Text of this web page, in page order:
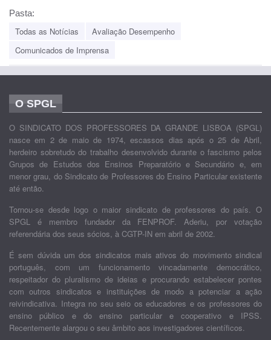
Pasta:
Todas as Notícias
Avaliação Desempenho
Comunicados de Imprensa
O SPGL
O SINDICATO DOS PROFESSORES DA GRANDE LISBOA (SPGL)
nasce em 2 de maio de 1974, escassos dias após o 25 de Abril,
herdeiro sobretudo do trabalho desenvolvido durante o fascismo pelos
Grupos de Estudos dos Ensinos Preparatório e Secundário e, em
menor grau, do Sindicato de Professores do Ensino Particular existente
até então.
Tornou-se desde logo o maior sindicato de professores do país. O
SPGL é membro fundador da FENPROF. Aderiu, por votação
referendária dos seus sócios, à CGTP-IN em abril de 2002.
É sem dúvida um dos sindicatos mais ativos do movimento sindical
português, com um funcionamento vincadamente democrático,
respeitador do pluralismo de ideias e procurando estabelecer pontes
com outros sindicatos e instituições de modo a potenciar a ação
reivindicativa. Integra no seu seio os educadores e os professores do
ensino público e do ensino particular e cooperativo e IPSS.
Recentemente alargou o seu âmbito aos investigadores científicos.